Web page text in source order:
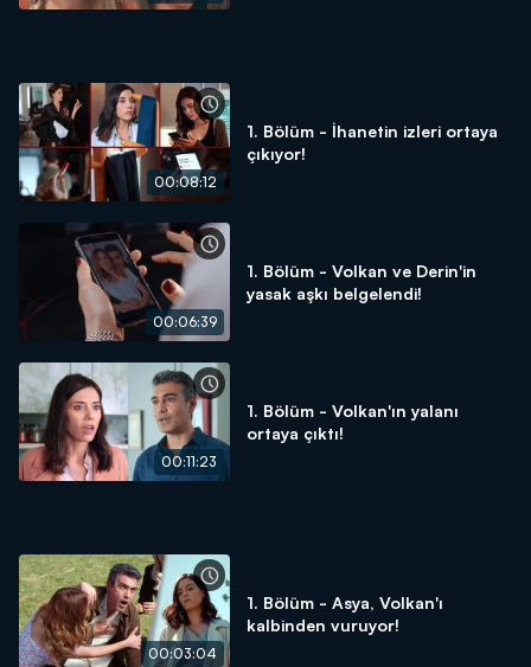
00:08:12
1. Bölüm - İhanetin izleri ortaya
çıkıyor!
00:06:39
1. Bölüm - Volkan ve Derin'in
yasak aşkı belgelendi!
00:11:23
1. Bölüm - Volkan'ın yalanı
ortaya çıktı!
00:03:04
1. Bölüm - Asya, Volkan'ı
kalbinden vuruyor!